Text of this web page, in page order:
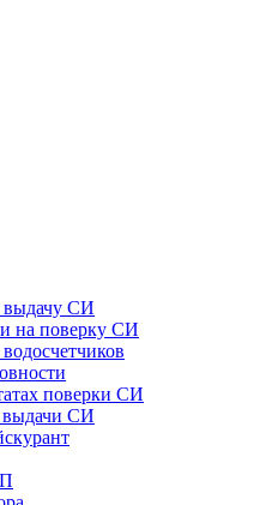
выдачу СИ
на поверку СИ
поверки СИ
выдачи СИ